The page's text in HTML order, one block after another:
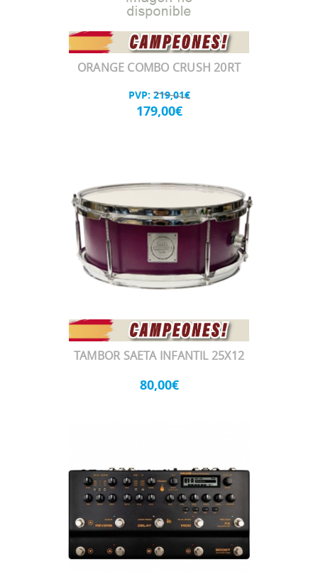
ORANGE COMBO CRUSH 20RT
PVP: 219,01€
179,00€
TAMBOR SAETA INFANTIL 25X12
80,00€